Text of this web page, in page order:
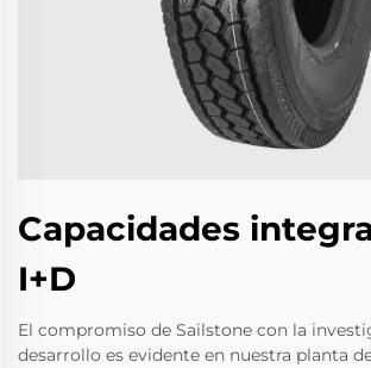
Capacidades
I+D
El compromiso de Sailstone con la
desarrollo es evidente en nuestra planta